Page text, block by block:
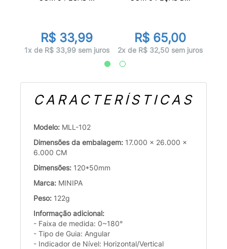
R$ 33,99
1x de R$ 33,99 sem juros
R$ 65,00
2x de R$ 32,50 sem juros
CARACTERÍSTICAS
Modelo: MLL-102
Dimensões da embalagem: 17.000 x 26.000 x
6.000 CM
Dimensões: 120*50mm
Marca: MINIPA
Peso: 122g
Informação adicional:
- Faixa de medida: 0~180°
- Tipo de Guia: Angular
- Indicador de Nível: Horizontal/Vertical